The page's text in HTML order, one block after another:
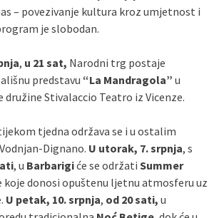
– povezivanje kultura kroz umjetnost i
je slobodan.
, u 21 sat, Narodni trg postaje
predstavu “La Mandragola” u
Stivalaccio Teatro iz Vicenze.
tjedna održava se i u ostalim
Dignano. U utorak, 7. srpnja, s
, u Barbarigiće se održati Summer
koje donosi opuštenu ljetnu atmosferu uz
U petak, 10. srpnja, od 20 sati, u